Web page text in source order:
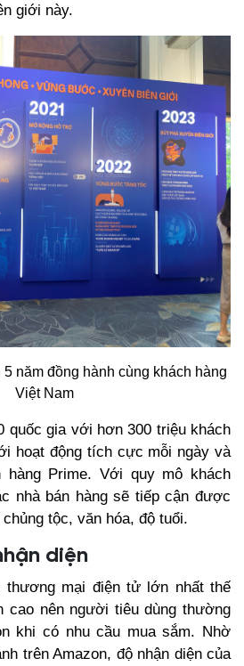
giới này.
năm đồng hành cùng khách hàng
Việt Nam
quốc gia với hơn 300 triệu khách
hoạt động tích cực mỗi ngày và
hàng Prime. Với quy mô khách
nhà bán hàng sẽ tiếp cận được
tộc, văn hóa, độ tuổi.
diện
thương mại điện tử lớn nhất thế
cao nên người tiêu dùng thường
khi có nhu cầu mua sắm. Nhờ
trên Amazon, độ nhận diện của